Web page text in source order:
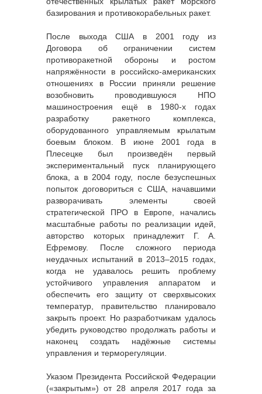
базирования и противокорабельных ракет.
После выхода США в 2001 году из
Договора об ограничении систем
противоракетной обороны и ростом
напряжённости в российско-американских
отношениях в России приняли решение
возобновить проводившуюся НПО
машиностроения ещё в 1980-х годах
разработку ракетного комплекса,
оборудованного управляемым крылатым
боевым блоком. В июне 2001 года в
Плесецке был произведён первый
экспериментальный пуск планирующего
блока, а в 2004 году, после безуспешных
попыток договориться с США, начавшими
разворачивать элементы своей
стратегической ПРО в Европе, начались
масштабные работы по реализации идей,
авторство которых принадлежит Г. А.
Ефремову. После сложного периода
неудачных испытаний в 2013–2015 годах,
когда не удавалось решить проблему
устойчивого управления аппаратом и
обеспечить его защиту от сверхвысоких
температур, правительство планировало
закрыть проект. Но разработчикам удалось
убедить руководство продолжать работы и
наконец создать надёжные системы
управления и терморегуляции.
Указом Президента Российской Федерации
(«закрытым») от 28 апреля 2017 года за